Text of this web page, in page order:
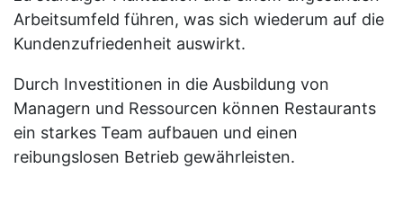
Arbeitsumfeld führen, was sich wiederum auf die
Kundenzufriedenheit auswirkt.
Durch Investitionen in die Ausbildung von
Managern und Ressourcen können Restaurants
ein starkes Team aufbauen und einen
reibungslosen Betrieb gewährleisten.